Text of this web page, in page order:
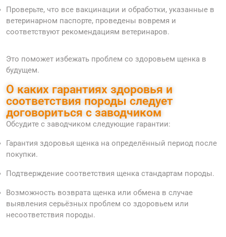
Проверьте, что все вакцинации и обработки, указанные в
ветеринарном паспорте, проведены вовремя и
соответствуют рекомендациям ветеринаров.
Это поможет избежать проблем со здоровьем щенка в
будущем.
О каких гарантиях здоровья и
соответствия породы следует
договориться с заводчиком
Обсудите с заводчиком следующие гарантии:
Гарантия здоровья щенка на определённый период после
покупки.
Подтверждение соответствия щенка стандартам породы.
Возможность возврата щенка или обмена в случае
выявления серьёзных проблем со здоровьем или
несоответствия породы.